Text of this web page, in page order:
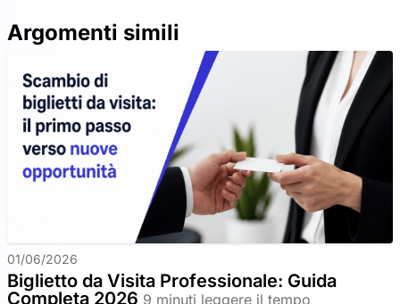
Argomenti simili
01/06/2026
Biglietto da Visita Professionale: Guida
Completa 2026 9 minuti leggere il tempo